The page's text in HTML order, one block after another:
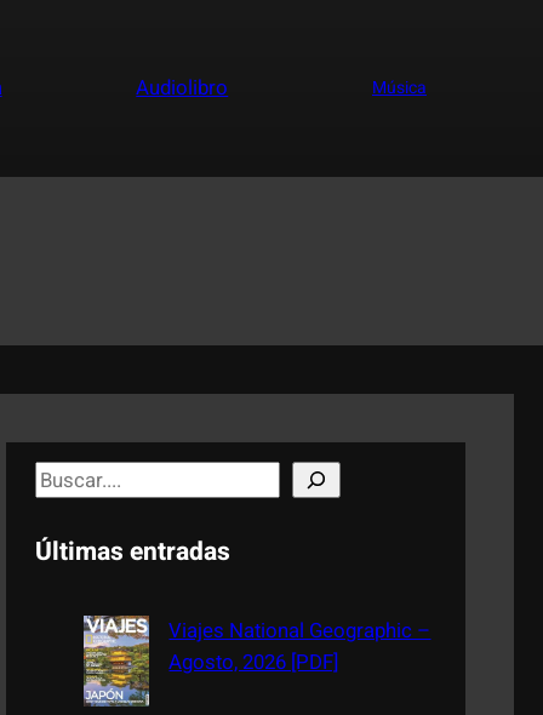
Audiolibro Música
S
e
a
Últimas entradas
Viajes National Geographic –
Agosto, 2026 [PDF]